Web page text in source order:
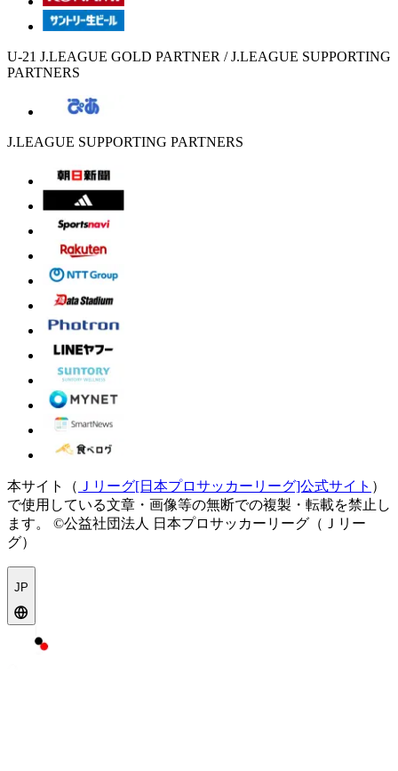
U-21 J.LEAGUE GOLD PARTNER / J.LEAGUE SUPPORTING
PARTNERS
J.LEAGUE SUPPORTING PARTNERS
本サイト（ Ｊリーグ[日本プロサッカーリーグ]公式サイト ）
で使用している文章・画像等の無断での複製・転載を禁止し
ます。
©公益社団法人 日本プロサッカーリーグ（Ｊリー
グ）
JP